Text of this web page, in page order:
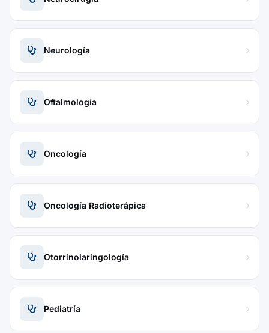
Neurología
Oftalmología
Oncología
Oncología Radioterápica
Otorrinolaringología
Pediatría